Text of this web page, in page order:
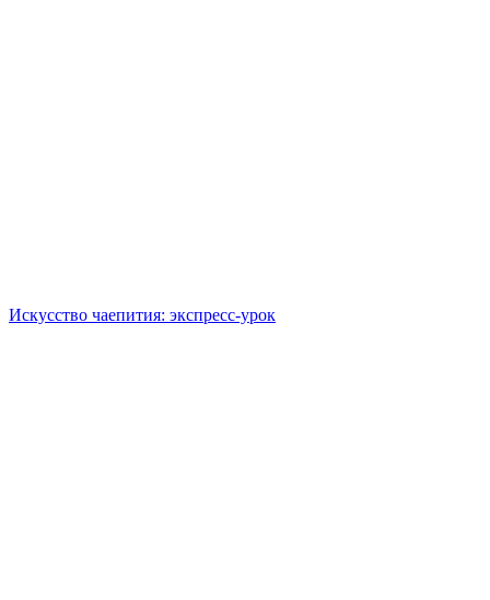
Искусство чаепития: экспресс-урок